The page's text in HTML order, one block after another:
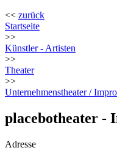
<< zurück
Startseite
>>
Künstler - Artisten
>>
Theater
>>
Unternehmenstheater /
placebotheater -
Adresse